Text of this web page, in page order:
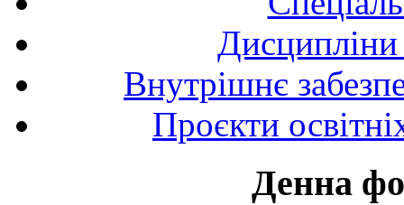
Внутрішнє
Проєкти
Денна